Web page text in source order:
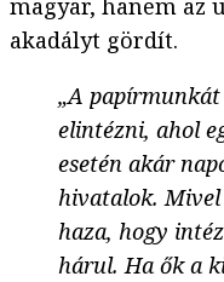
magyar, hanem az
akadályt gördít.
„A
elintézni, ahol
esetén akár
hivatalok.
haza, hogy
hárul. Ha ők a